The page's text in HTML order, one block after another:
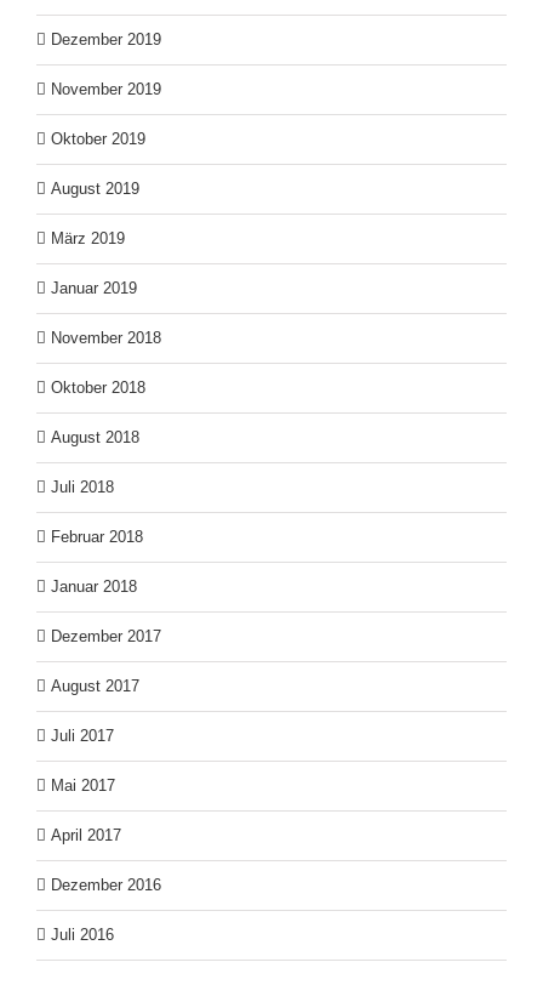
Dezember 2019
November 2019
Oktober 2019
August 2019
März 2019
Januar 2019
November 2018
Oktober 2018
August 2018
Juli 2018
Februar 2018
Januar 2018
Dezember 2017
August 2017
Juli 2017
Mai 2017
April 2017
Dezember 2016
Juli 2016